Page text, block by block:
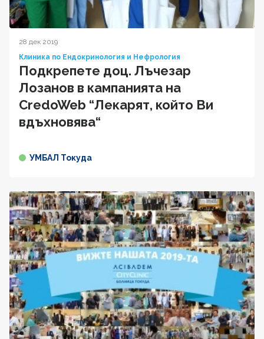
28 дек 2019
Клиника по Ендокринология и Нефрология
Подкрепете доц. Лъчезар
Лозанов в кампанията на
CredoWeb “Лекарят, който Ви
вдъхновява“
УМБАЛ Токуда